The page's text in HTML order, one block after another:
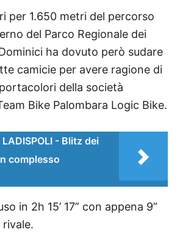
per 1.650 metri del percorso
del Parco Regionale dei
ha dovuto però sudare
camicie per avere ragione di
della società
Bike Palombara Logic Bike.
LADISPOLI - Blitz dei
complesso
in 2h 15’ 17” con appena 9”